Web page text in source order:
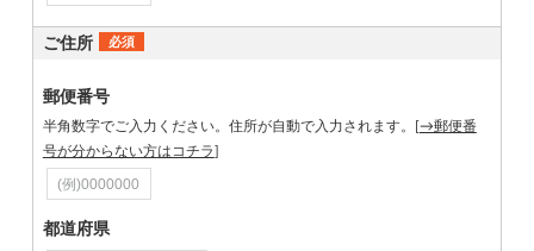
ご住所 必須
郵便番号
半角数字でご入力ください。住所が自動で入力されます。[→郵便番
号が分からない方はコチラ]
都道府県